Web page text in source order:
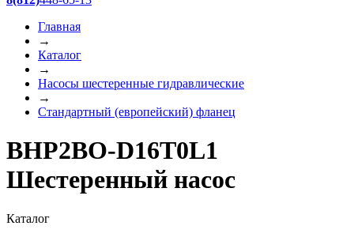
Главная
→
Каталог
→
Насосы шестеренные гидравлические
→
Стандартный (европейский) фланец
BHP2BO-D16T0L1
Шестеренный насос
Каталог